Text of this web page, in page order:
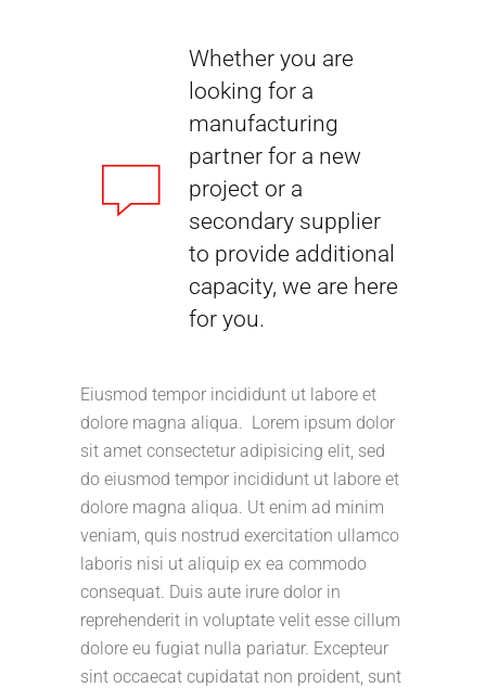
Whether you are
looking for a
manufacturing
partner for a new
project or a
secondary supplier
to provide additional
capacity, we are here
for you.
Eiusmod tempor incididunt ut labore et
dolore magna aliqua. Lorem ipsum dolor
sit amet consectetur adipisicing elit, sed
do eiusmod tempor incididunt ut labore et
dolore magna aliqua. Ut enim ad minim
veniam, quis nostrud exercitation ullamco
laboris nisi ut aliquip ex ea commodo
consequat. Duis aute irure dolor in
reprehenderit in voluptate velit esse cillum
dolore eu fugiat nulla pariatur. Excepteur
sint occaecat cupidatat non proident, sunt